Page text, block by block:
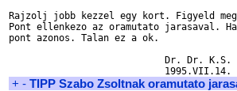
Rajzolj jobb kezzel egy kort. Figyeld
Pont ellenkezo az oramutato jarasaval.
pont azonos. Talan ez a ok.
                            Dr. Dr. K.S.
+ - TIPP Szabo Zsoltnak oramutato